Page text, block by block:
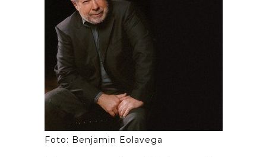
Foto: Benjamin Eolavega